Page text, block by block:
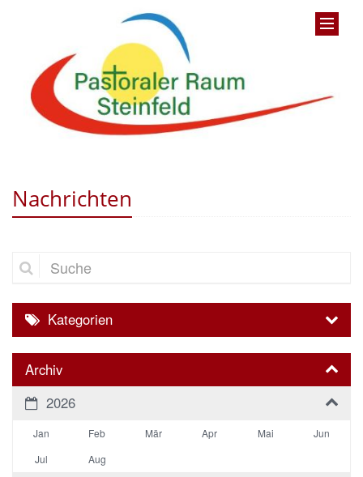
Nachrichten
Suche
Kategorien
Archiv
2026
Jan Feb Mär Apr Mai
Jun
Jul
Aug